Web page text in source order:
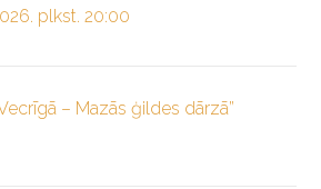
plkst. 20:00
– Mazās ģildes dārzā”